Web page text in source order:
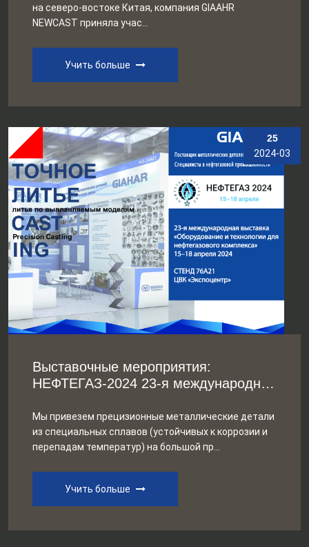
на северо-востоке Китая, компания GIAAHR
NEWCAST приняла учас...
Учить больше
25
2024-03
Выставочные мероприятия:
НЕФТЕГАЗ-2024 23-я международная
технологии для нефтегазового
комплекса»
Мы привезем прецизионные металлические детали
из специальных сплавов (устойчивых к коррозии и
перепадам температур) на большой пр...
Учить больше